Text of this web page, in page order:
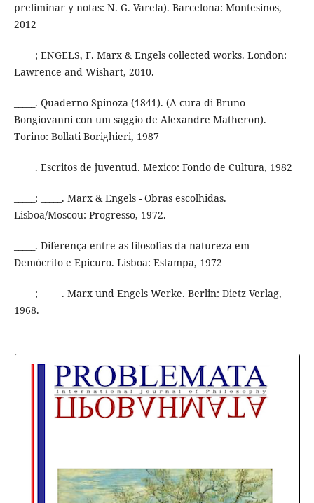
preliminar y notas: N. G. Varela). Barcelona: Montesinos,
2012
_____; ENGELS, F. Marx & Engels collected works. London:
Lawrence and Wishart, 2010.
_____. Quaderno Spinoza (1841). (A cura di Bruno
Bongiovanni con um saggio de Alexandre Matheron).
Torino: Bollati Borighieri, 1987
_____. Escritos de juventud. Mexico: Fondo de Cultura, 1982
_____; _____. Marx & Engels - Obras escolhidas.
Lisboa/Moscou: Progresso, 1972.
_____. Diferença entre as filosofias da natureza em
Demócrito e Epicuro. Lisboa: Estampa, 1972
_____; _____. Marx und Engels Werke. Berlin: Dietz Verlag,
1968.